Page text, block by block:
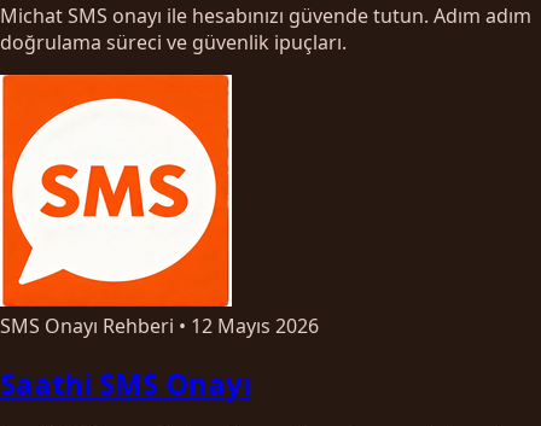
Michat SMS onayı ile hesabınızı güvende tutun. Adım adım
doğrulama süreci ve güvenlik ipuçları.
SMS Onayı Rehberi • 12 Mayıs 2026
Saathi SMS Onayı